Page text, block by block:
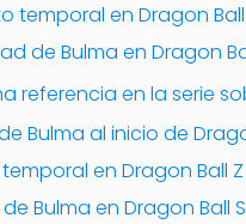
temporal en Dragon Ball
de Bulma en Dragon
referencia en la serie
Bulma al inicio de
en Dragon Ball Z
Bulma en Dragon Ball